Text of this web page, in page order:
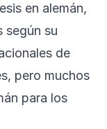
en alemán,
según su
de
pero muchos
para los